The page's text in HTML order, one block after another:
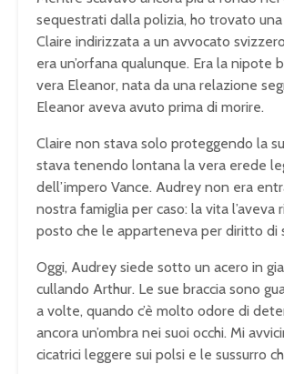
sequestrati dalla polizia, ho trovato
Claire indirizzata a un avvocato
era un’orfana qualunque. Era la nipote
vera Eleanor, nata da una relazione
Eleanor aveva avuto prima di morire.
Claire non stava solo proteggendo la
stava tenendo lontana la vera erede
dell’impero Vance. Audrey non era
nostra famiglia per caso: la vita l’aveva
posto che le apparteneva per diritto di
Oggi, Audrey siede sotto un acero in
cullando Arthur. Le sue braccia sono
a volte, quando c’è molto odore di
ancora un’ombra nei suoi occhi. Mi
cicatrici leggere sui polsi e le sussurro